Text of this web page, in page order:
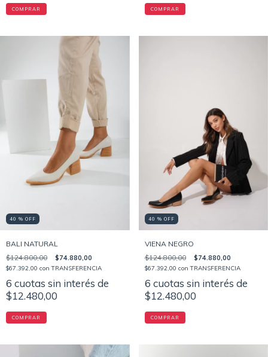
COMPRAR COMPRAR
40 % OFF
BALI NATURAL
$124.800,00 $74.880,00
$67.392,00 con TRANSFERENCIA
6 cuotas sin interés de
$12.480,00
COMPRAR
40 % OFF
VIENA NEGRO
$124.800,00 $74.880,00
$67.392,00 con TRANSFERENCIA
6 cuotas sin interés de
$12.480,00
COMPRAR